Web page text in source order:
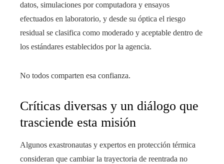
datos, simulaciones por computadora y ensayos
efectuados en laboratorio, y desde su óptica el riesgo
residual se clasifica como moderado y aceptable dentro de
los estándares establecidos por la agencia.
No todos comparten esa confianza.
Críticas diversas y un diálogo que
trasciende esta misión
Algunos exastronautas y expertos en protección térmica
consideran que cambiar la trayectoria de reentrada no